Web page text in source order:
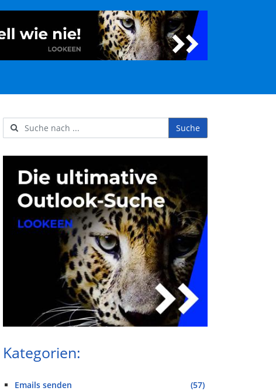
Username
Suche
Kategorien:
Emails senden
(57)